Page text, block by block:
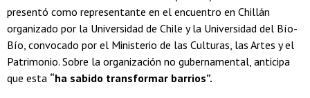
presentó como representante en el encuentro en Chillán
organizado por la Universidad de Chile y la Universidad del Bío-
Bío, convocado por el Ministerio de las Culturas, las Artes y el
Patrimonio. Sobre la organización no gubernamental, anticipa
que esta “ha sabido transformar barrios”.